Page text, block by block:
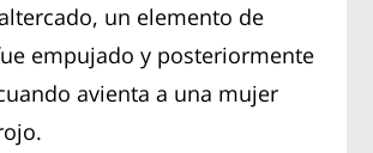
un elemento de
empujado y posteriormente
avienta a una mujer